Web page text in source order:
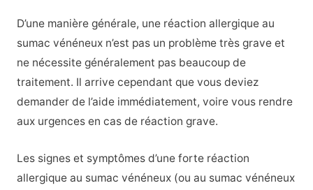
D’une manière générale, une réaction allergique au
sumac vénéneux n’est pas un problème très grave et
ne nécessite généralement pas beaucoup de
traitement. Il arrive cependant que vous deviez
demander de l’aide immédiatement, voire vous rendre
aux urgences en cas de réaction grave.
Les signes et symptômes d’une forte réaction
allergique au sumac vénéneux (ou au sumac vénéneux